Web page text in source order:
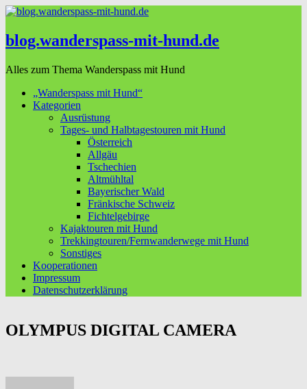
blog.wanderspass-mit-hund.de
Alles zum Thema Wanderspass mit Hund
„Wanderspass mit Hund“
Kategorien
Ausrüstung
Tages- und Halbtagestouren mit Hund
Österreich
Allgäu
Tschechien
Altmühltal
Bayerischer Wald
Fränkische Schweiz
Fichtelgebirge
Kajaktouren mit Hund
Trekkingtouren/Fernwanderwege mit Hund
Sonstiges
Kooperationen
Impressum
Datenschutzerklärung
OLYMPUS DIGITAL CAMERA